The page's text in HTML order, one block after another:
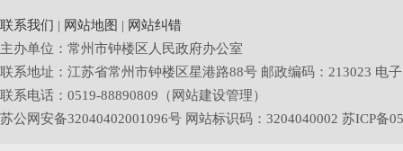
联系我们 | 网站地图 | 网站纠错
主办单位：常州市钟楼区人民政府办公室
联系地址：江苏省常州市钟楼区星港路88号 邮政编码：213023 电
联系电话：0519-88890809（网站建设管理）
苏公网安备32040402001096号 网站标识码：3204040002 苏ICP备